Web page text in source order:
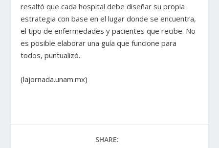
resaltó que cada hospital debe diseñar su propia
estrategia con base en el lugar donde se encuentra,
el tipo de enfermedades y pacientes que recibe. No
es posible elaborar una guía que funcione para
todos, puntualizó.
(lajornada.unam.mx)
SHARE: